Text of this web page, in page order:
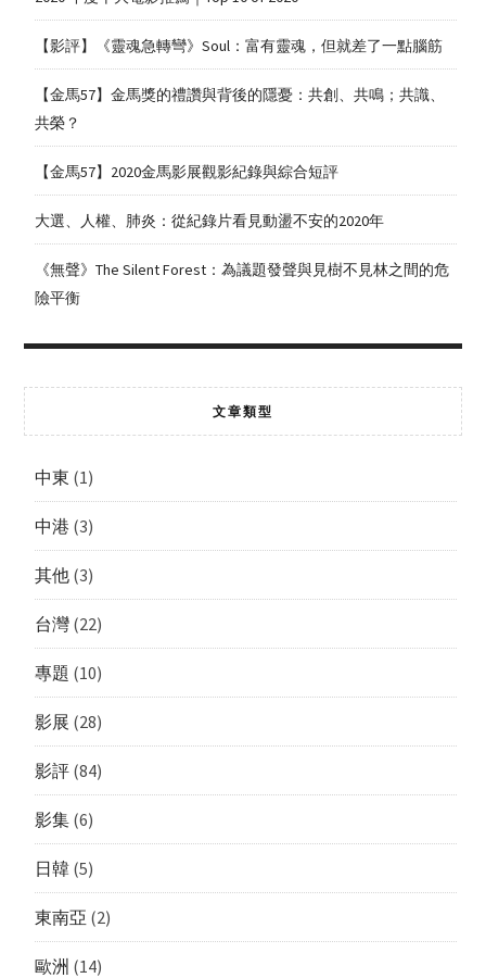
【影評】《靈魂急轉彎》Soul：富有靈魂，但就差了一點腦筋
【金馬57】金馬獎的禮讚與背後的隱憂：共創、共鳴；共識、
共榮？
【金馬57】2020金馬影展觀影紀錄與綜合短評
大選、人權、肺炎：從紀錄片看見動盪不安的2020年
《無聲》The Silent Forest：為議題發聲與見樹不見林之間的危
險平衡
文章類型
中東 (1)
中港 (3)
其他(3)
台灣(22)
專題 (10)
影展 (28)
影評(84)
影集(6)
日韓(5)
東南亞 (2)
歐洲 (14)